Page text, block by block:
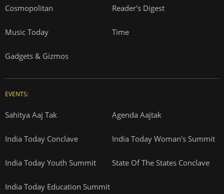
Cosmopolitan Reader's Digest
Music Today Time
Gadgets & Gizmos
EVENTS:
Sahitya Aaj Tak Agenda Aajtak
India Today Conclave India Today Woman's Summit
India Today Youth Summit State Of The States Conclave
India Today Education Summit